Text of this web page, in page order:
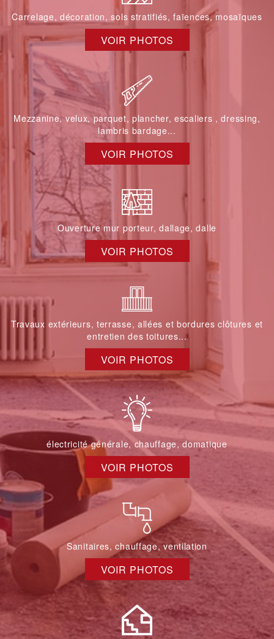
Carrelage, décoration, sols stratifiés, faïences, mosaïques
VOIR PHOTOS
Mezzanine, velux, parquet, plancher, escaliers , dressing,
lambris bardage...
VOIR PHOTOS
Ouverture mur porteur, dallage, dalle
VOIR PHOTOS
Travaux extérieurs, terrasse, allées et bordures clôtures et
entretien des toitures...
VOIR PHOTOS
électricité générale, chauffage, domatique
VOIR PHOTOS
Sanitaires, chauffage, ventilation
VOIR PHOTOS